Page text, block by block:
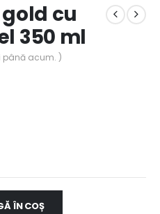
cu
350 ml
până acum. )
ÎN COȘ